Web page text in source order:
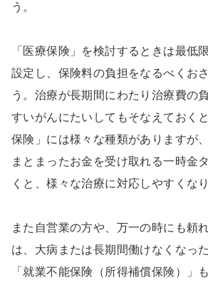
う。
「医療保険」を検討するときは最低
設定し、保険料の負担をなるべくお
う。治療が長期間にわたり治療費の
すいがんにたいしてもそなえておく
保険」には様々な種類がありますが
まとまったお金を受け取れる一時金
くと、様々な治療に対応しやすくなり
また自営業の方や、万一の時にも頼
は、大病または長期間働けなくなっ
「就業不能保険（所得補償保険）」